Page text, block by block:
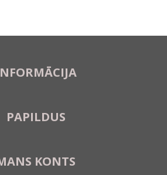
PAPILDUS
KONTS